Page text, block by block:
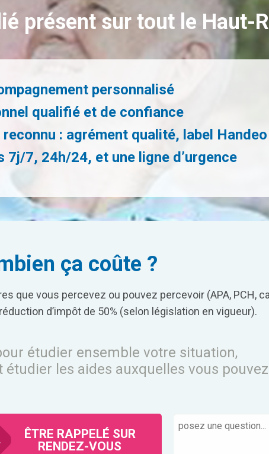
présent sur tout le Haut-
personnalisé
qualifié et de confiance
: agrément qualité, label Handeo
7j/7, 24h/24, et une ligne d’urgence
ça coûte ?
que vous percevez ou pouvez percevoir (APA, PCH,
d’impôt de 50% (selon législation en vigueur).
étudier ensemble votre situation,
les aides auxquelles vous
ÊTRE RAPPELÉ SUR
RENDEZ-VOUS